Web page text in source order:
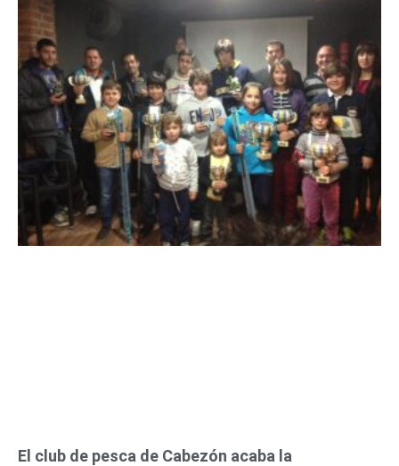
El club de pesca de Cabezón acaba la